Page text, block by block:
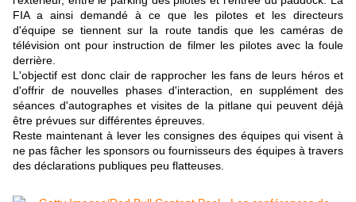
FIA a ainsi demandé à ce que les pilotes et les directeurs
d'équipe se tiennent sur la route tandis que les caméras de
télévision ont pour instruction de filmer les pilotes avec la foule
derrière.
L'objectif est donc clair de rapprocher les fans de leurs héros et
d'offrir de nouvelles phases d'interaction, en supplément des
séances d'autographes et visites de la pitlane qui peuvent déjà
être prévues sur différentes épreuves.
Reste maintenant à lever les consignes des équipes qui visent à
ne pas fâcher les sponsors ou fournisseurs des équipes à travers
des déclarations publiques peu flatteuses.